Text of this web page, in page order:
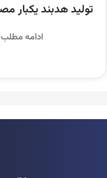
تولید هدبند یکبار
ادامه